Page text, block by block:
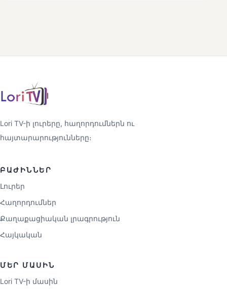
Lori TV-ի լուրերը, հաղորդումներն ու
հայտարարությունները։
ԲԱԺԻՆՆԵՐ
Լուրեր
Հաղորդումներ
Քաղաքացիական լրագրություն
Հայկական
ՄԵՐ ՄԱՍԻՆ
Lori TV-ի մասին